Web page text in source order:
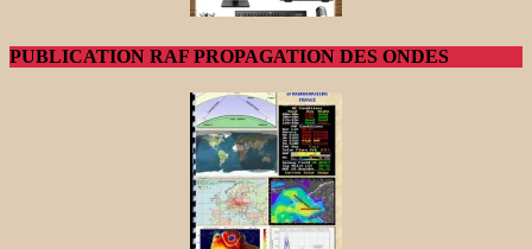
PUBLICATION RAF PROPAGATION DES ONDES